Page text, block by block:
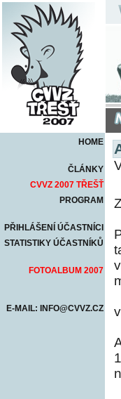
HOME
ČLÁNKY
CVVZ 2007 TŘEŠŤ
PROGRAM
PŘIHLÁŠENÍ ÚČASTNÍCI
STATISTIKY ÚČASTNÍKŮ
FOTOALBUM 2007
E-MAIL: INFO@CVVZ.CZ